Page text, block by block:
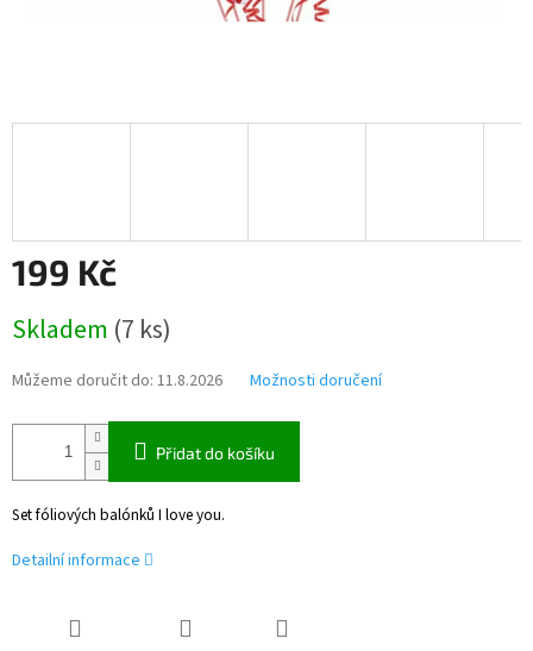
199 Kč
cena:
Skladem (7 ks)
Můžeme doručit do: 11.8.2026 Možnosti doručení
Přidat do košíku
Set fóliových balónků I love you.
Detailní informace